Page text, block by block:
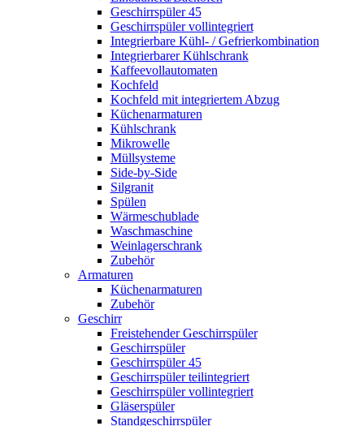
Geschirrspüler 45
Geschirrspüler vollintegriert
Integrierbare Kühl- / Gefrierkombination
Integrierbarer Kühlschrank
Kaffeevollautomaten
Kochfeld
Kochfeld mit integriertem Abzug
Küchenarmaturen
Kühlschrank
Mikrowelle
Müllsysteme
Side-by-Side
Silgranit
Spülen
Wärmeschublade
Waschmaschine
Weinlagerschrank
Zubehör
Armaturen
Küchenarmaturen
Zubehör
Geschirr
Freistehender Geschirrspüler
Geschirrspüler
Geschirrspüler 45
Geschirrspüler teilintegriert
Geschirrspüler vollintegriert
Gläserspüler
Standgeschirrspüler